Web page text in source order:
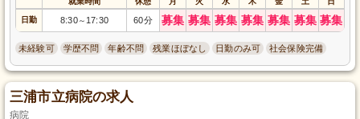
日勤 8:30～ 17:30 60分 募集 募集 募集 募集 募集 募集 募集
未経験可 学歴不問 年齢不問 残業ほぼなし 日勤のみ可 社会保険完備
三浦市立病院の求人
病院